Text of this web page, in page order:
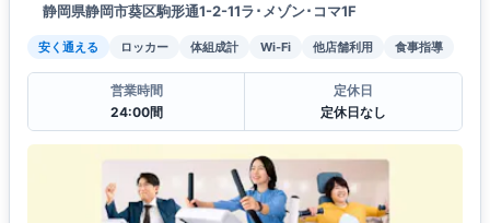
静岡県静岡市葵区駒形通1-2-11ラ･メゾン･コマ1F
安く通える ロッカー 体組成計 Wi-Fi 他店舗利用 食事指導
営業時間
24:00間
定休日
定休日なし